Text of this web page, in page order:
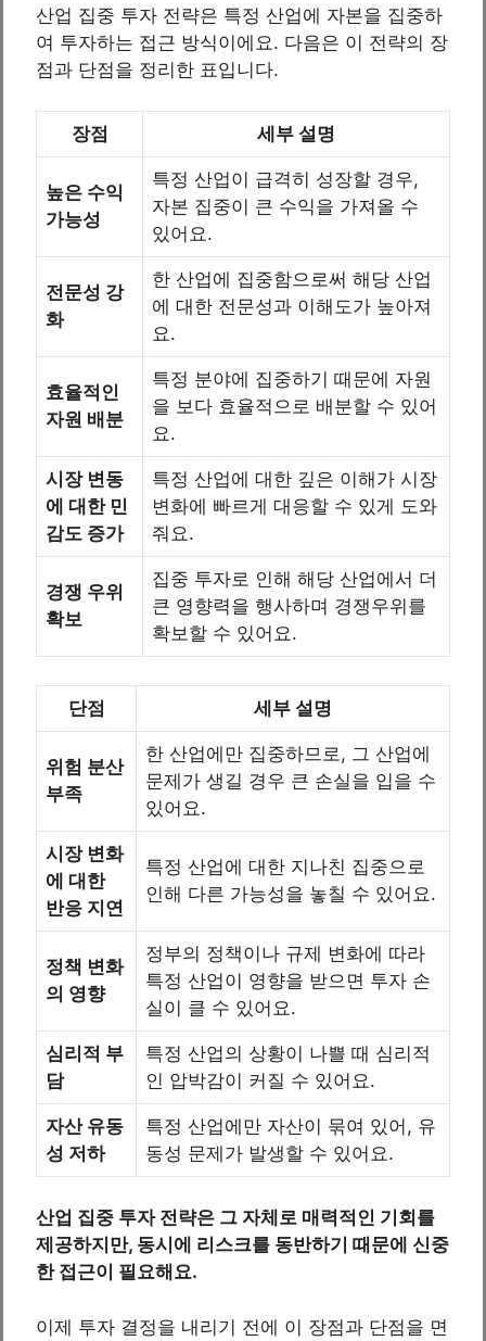
산업 집중 투자 전략은 특정 산업에 자본을 집중하
여 투자하는 접근 방식이에요. 다음은 이 전략의 장
점과 단점을 정리한 표입니다.
장점 세부 설명
높은 수익
가능성
특정 산업이 급격히 성장할 경우,
자본 집중이 큰 수익을 가져올 수
있어요.
전문성 강
화
한 산업에 집중함으로써 해당 산업
에 대한 전문성과 이해도가 높아져
요.
효율적인
자원 배분
특정 분야에 집중하기 때문에 자원
을 보다 효율적으로 배분할 수 있어
요.
시장 변동
에 대한 민
감도 증가
특정 산업에 대한 깊은 이해가 시장
변화에 빠르게 대응할 수 있게 도와
줘요.
경쟁 우위
확보
집중 투자로 인해 해당 산업에서 더
큰 영향력을 행사하며 경쟁우위를
확보할 수 있어요.
단점 세부 설명
위험 분산
부족
한 산업에만 집중하므로, 그 산업에
문제가 생길 경우 큰 손실을 입을 수
있어요.
시장 변화
에 대한
반응 지연
특정 산업에 대한 지나친 집중으로
인해 다른 가능성을 놓칠 수 있어요.
정책 변화
의 영향
정부의 정책이나 규제 변화에 따라
특정 산업이 영향을 받으면 투자 손
실이 클 수 있어요.
심리적 부
담
특정 산업의 상황이 나쁠 때 심리적
인 압박감이 커질 수 있어요.
자산 유동
성 저하
특정 산업에만 자산이 묶여 있어, 유
동성 문제가 발생할 수 있어요.
산업 집중 투자 전략은 그 자체로 매력적인 기회를
제공하지만, 동시에 리스크를 동반하기 때문에 신중
한 접근이 필요해요.
이제 투자 결정을 내리기 전에 이 장점과 단점을 면